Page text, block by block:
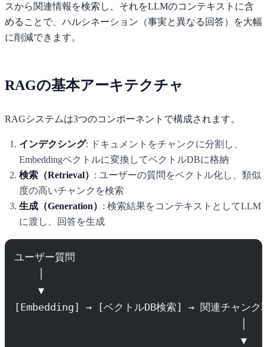
スから関連情報を検索し、それをLLMのコンテキストに含
めることで、ハルシネーション（事実と異なる回答）を大幅
に削減できます。
RAGの基本アーキテクチャ
RAGシステムは3つのコンポーネントで構成されます。
インデクシング: ドキュメントをチャンクに分割し、
Embeddingベクトルに変換してベクトルDBに格納
検索（Retrieval） : ユーザーの質問をベクトル化し、類似
度の高いチャンクを検索
生成（Generation） : 検索結果をコンテキストとしてLLM
に渡し、回答を生成
ユーザー質問
    ▼
[Embedding] → [ベクトルDB検索] → 関連チャンク
                                      ▼